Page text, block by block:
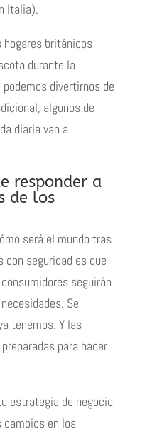
Italia).
hogares británicos
durante la
divertirnos de
algunos de
diaria van a
responder a
de los
será el mundo tras
con seguridad es que
seguirán
Se
tenemos. Y las
para hacer
estrategia de negocio
cambios en los